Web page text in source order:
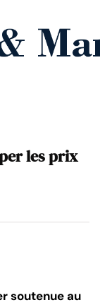
les prix
soutenue au